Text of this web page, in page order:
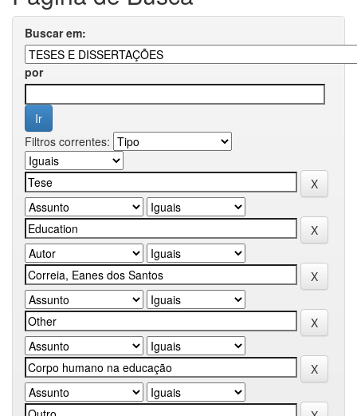
Buscar em:
por
Filtros correntes: